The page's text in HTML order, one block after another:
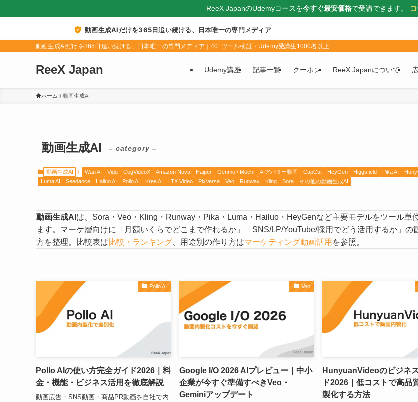
動画生成AIだけを365日追い続ける、日本唯一の専門メディア
動画生成AIだけを365日追い続ける、日本唯一の専門メディア｜40+ツール検証・Udemy受講生1000名以上
ReeX Japan Udemy講座 記事一覧 クーポン ReeX Japanについて
ホーム 動画生成AI
動画生成AI – category –
動画生成AI Wan AI Vidu CogVideoX Amazon Nova Haiper Genmo / Mochi AIアバター動画 CapCut HeyGen Higgsfield Pika AI
Luma AI
Seedance Hailuo AI Pollo AI Krea AI LTX Video PixVerse Veo Runway Kling Sora その他の動画生成AI
動画生成AI は、Sora・Veo・Kling・Runway・Pika・Luma・Hailuo・HeyGenなど主要モデルをツール単
ます。マーケ層向けに「月額いくらでどこまで作れるか」「SNS/LP/YouTube/採用でどう活用するか」の
方を整理。比較表は比較・ランキング 、用途別の作り方はマーケティング動画活用 を参照。
Pollo AI
Pollo AIの使い方完全ガイド2026｜料
金・機能・ビジネス活用を徹底解説
動画広告・SNS動画・商品PR動画を自社で内
Veo
Google I/O 2026 AIプレビュー｜中小
企業が今すぐ準備すべきVeo・
Geminiアップデート
HunyuanVideoのビジネ
ド2026｜低コストで高品
製化する方法
ReeX JapanのUdemyコースを今すぐ最安価格で受講できます。